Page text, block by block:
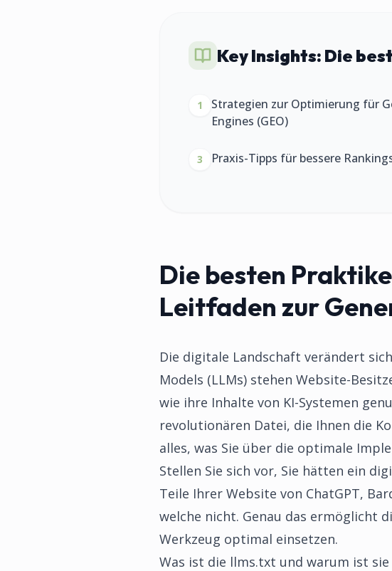
Key Insights: Die
1
Strategien zur Optimierung für
Engines (GEO)
3 Praxis-Tipps für bessere
Die besten
Leitfaden zur
Die digitale Landschaft verändert
Models (LLMs) stehen Website-
wie ihre Inhalte von KI-Systemen
revolutionären Datei, die Ihnen die
alles, was Sie über die optimale
Stellen Sie sich vor, Sie hätten ein
Teile Ihrer Website von ChatGPT,
welche nicht. Genau das ermöglicht
Werkzeug optimal einsetzen.
Was ist die llms.txt und warum ist